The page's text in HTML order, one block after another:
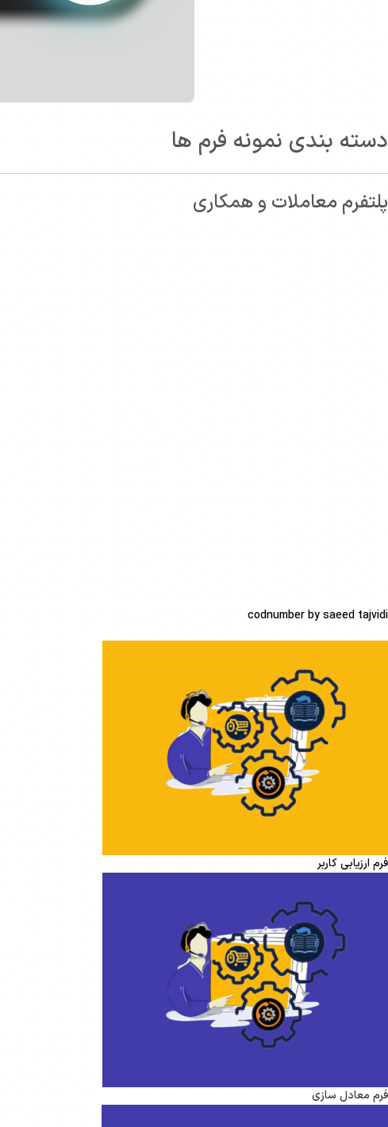
دسته بندی نمونه فرم ها
پلتفرم معاملات و همکاری
codnumber by saeed tajvidi
فرم ارزیابی کاربر
فرم معادل سازی